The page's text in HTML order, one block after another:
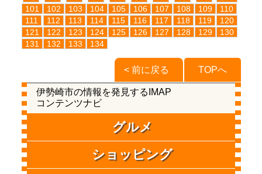
101
102 103 104 105 106 107 108 109
110
111
112 113 114 115 116 117 118 119
120
121
122 123 124 125 126 127 128 129
130
131
132 133 134
TOPへ
< 前に戻る
伊勢崎市の情報を発見するIMAP
コンテンツナビ
グルメ
ショッピング